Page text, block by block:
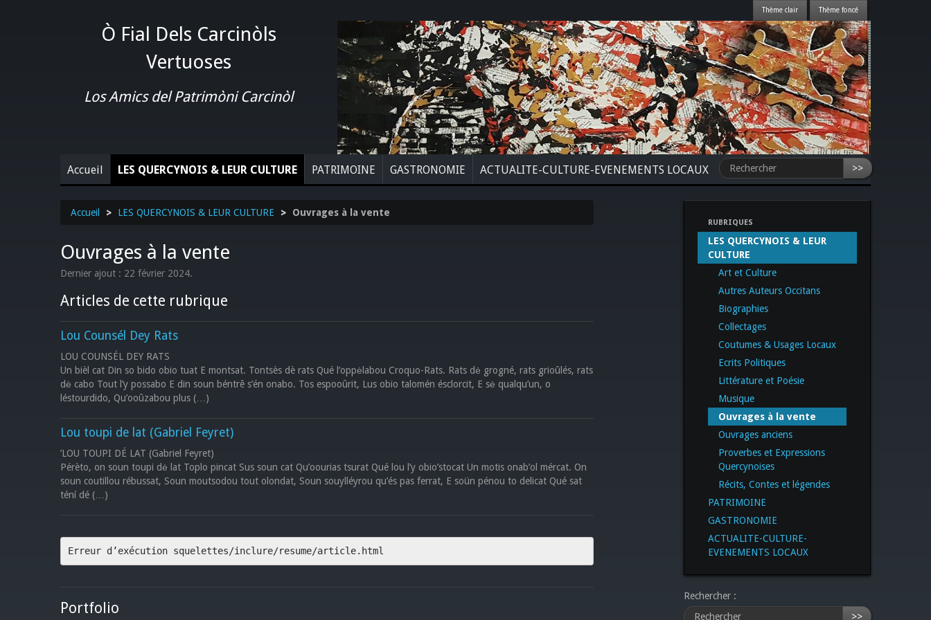
Ò Fial Dels Carcinòls
Vertuoses
Los Amics del Patrimòni Carcinòl
Accueil LES QUERCYNOIS & LEUR CULTURE PATRIMOINE GASTRONOMIE ACTUALITE-CULTURE-EVENEMENTS LOCAUX >>
Accueil > LES QUERCYNOIS & LEUR CULTURE > Ouvrages à la vente
Ouvrages à la vente
Dernier ajout : 22 février 2024.
Articles de cette rubrique
Lou Counsél Dey Rats
LOU COUNSÉL DEY RATS
Un bièl cat Din so bido obio tuat E montsat. Tontsès dè rats Qué l’oppėlabou Croquo-Rats. Rats dė grogné, rats grioûlés, rats
dė cabo Tout l’y possabo E din soun béntrê s’én onabo. Tos espooûrit, Lus obio talomén ésclorcit, E sė qualqu’un, o
léstourdido, Qu’ooûzabou plus (…)
Lou toupi de lat (Gabriel Feyret)
’LOU TOUPI DÉ LAT (Gabriel Feyret)
Pérèto, on soun toupi dė lat Toplo pincat Sus soun cat Qu’oourias tsurat Qué lou l’y obio’stocat Un motis onab’ol mércat. On
soun coutillou rébussat, Soun moutsodou tout olondat, Soun souylléyrou qu’és pas ferrat, E soün pénou to delicat Qué sat
téní dé (…)
Erreur d’exécution squelettes/inclure/resume/article.html
Portfolio
RUBRIQUES
LES QUERCYNOIS & LEUR
CULTURE
Art et Culture
Autres Auteurs Occitans
Biographies
Collectages
Coutumes & Usages Locaux
Ecrits Politiques
Littérature et Poésie
Musique
Ouvrages à la vente
Ouvrages anciens
Proverbes et Expressions
Quercynoises
Récits, Contes et légendes
PATRIMOINE
GASTRONOMIE
ACTUALITE-CULTURE-
EVENEMENTS LOCAUX
Rechercher :
>>